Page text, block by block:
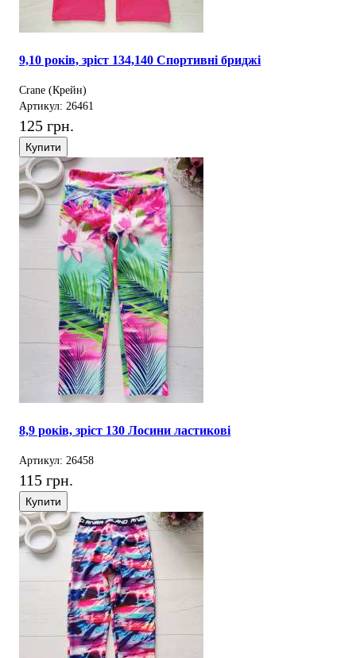
9,10 років, зріст 134,140 Спортивні бриджі
Crane (Крейн)
Артикул: 26461
125 грн.
Купити
8,9 років, зріст 130 Лосини ластикові
Артикул: 26458
115 грн.
Купити